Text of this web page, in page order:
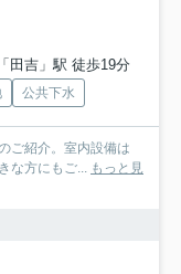
田吉」駅 徒歩19分
公共下水
ご紹介。室内設備は
な方にもご...
もっと見